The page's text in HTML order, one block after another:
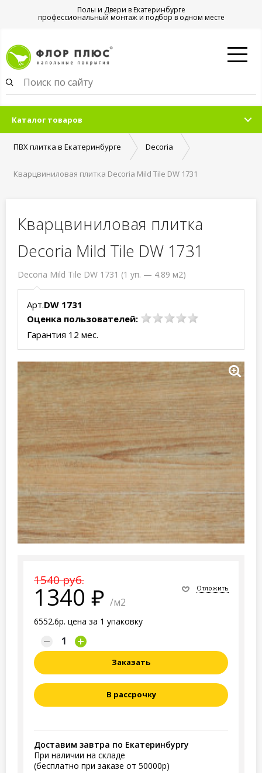
Полы и Двери в Екатеринбурге
профессиональный монтаж и подбор в одном месте
Каталог товаров
ПВХ плитка в Екатеринбурге Decoria
Кварцвиниловая плитка Decoria Mild Tile DW 1731
Кварцвиниловая плитка
Decoria Mild Tile DW 1731
Decoria Mild Tile DW 1731 (1 уп. — 4.89 м2)
Арт.DW 1731
Оценка пользователей:
Гарантия 12 мес.
1540 руб.
1340 /м2
6552.6р. цена за 1 упаковку
Отложить
Заказать
В рассрочку
Доставим завтра по Екатеринбургу
При наличии на складе
(бесплатно при заказе от 50000р)